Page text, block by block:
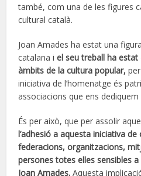
també, com una de les figures
cultural català.
Joan Amades ha estat una
catalana iel seu treball ha
àmbits de la cultura popular,
iniciativa de l’homenatge és
associacions que ens
És per això, que per assolir
l’adhesió a aquesta iniciativa de
federacions, organitzacions,
persones totes elles sensibles
Joan Amades.Aquesta